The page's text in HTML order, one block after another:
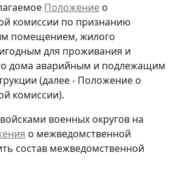
Положение о
комиссии по признанию
помещением, жилого
для проживания и
дома аварийным и подлежащим
(далее - Положение о
комиссии).
военных округов на
о межведомственной
состав межведомственной